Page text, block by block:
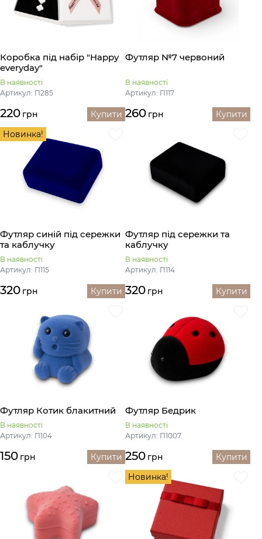
Коробка під набір "Happy
everyday"
В наявності
Артикул: П285
220 грн Купити
Футляр №7 червоний
В наявності
Артикул: П117
260 грн
Купити
Новинка!
Футляр синій під сережки
та каблучку
В наявності
Артикул: П115
320 грн Купити
Футляр під сережки та
каблучку
В наявності
Артикул: П114
320 грн Купити
Футляр Котик блакитний
В наявності
Артикул: П104
150 грн Купити
Футляр Бедрик
В наявності
Артикул: П1007
250 грн Купити
Новинка!